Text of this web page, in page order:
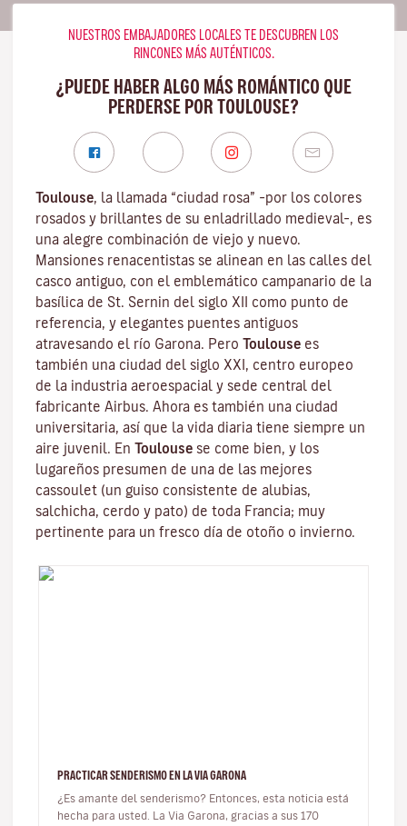
NUESTROS EMBAJADORES LOCALES TE DESCUBREN LOS
RINCONES MÁS AUTÉNTICOS.
¿PUEDE HABER ALGO MÁS ROMÁNTICO QUE
PERDERSE POR TOULOUSE?
Toulouse, la llamada “ciudad rosa” –por los colores
rosados y brillantes de su enladrillado medieval–, es
una alegre combinación de viejo y nuevo.
Mansiones renacentistas se alinean en las calles del
casco antiguo, con el emblemático campanario de la
basílica de St. Sernin del siglo XII como punto de
referencia, y elegantes puentes antiguos
atravesando el río Garona. Pero Toulouse es
también una ciudad del siglo XXI, centro europeo
de la industria aeroespacial y sede central del
fabricante Airbus. Ahora es también una ciudad
universitaria, así que la vida diaria tiene siempre un
aire juvenil. En Toulouse se come bien, y los
lugareños presumen de una de las mejores
cassoulet (un guiso consistente de alubias,
salchicha, cerdo y pato) de toda Francia; muy
pertinente para un fresco día de otoño o invierno.
PRACTICAR SENDERISMO EN LA VIA GARONA
¿Es amante del senderismo? Entonces, esta noticia está
hecha para usted. La Via Garona, gracias a sus 170